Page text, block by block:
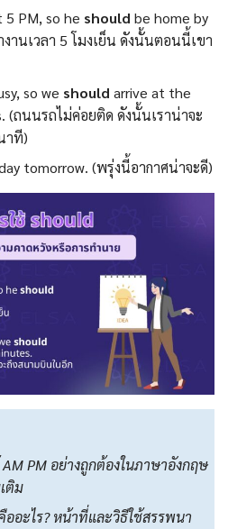
PM, so he should be home by
านเวลา 5 โมงเย็น ดังนั้นตอนนี้เขา
so we should arrive at the
(ถนนรถไม่ค่อยติด ดังนั้นเราน่าจะ
าที)
tomorrow. (พรุ่งนี้อากาศน่าจะดี)
AM PM อย่างถูกต้องในภาษาอังกฤษ
ติม
ออะไร? หน้าที่และวิธีใช้สรรพนา